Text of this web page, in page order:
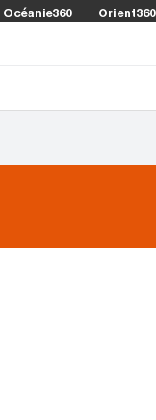
Océanie360 Orient360